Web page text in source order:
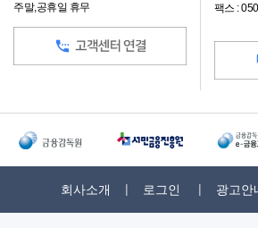
주말,공휴일 휴무
팩스 :
회사소개 로그인 광고안